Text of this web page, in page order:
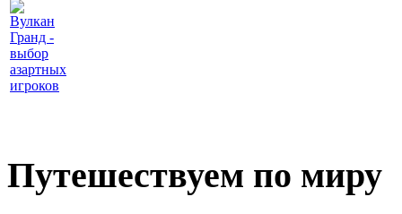
Вулкан
Гранд -
выбор
азартных
игроков
Путешествуем по миру